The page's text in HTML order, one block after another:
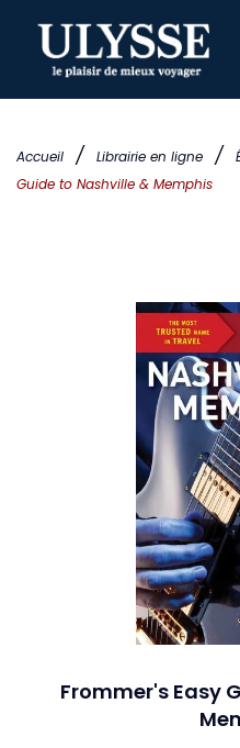
Accueil / Librairie en ligne /
Guide to Nashville & Memphis
Frommer's Easy